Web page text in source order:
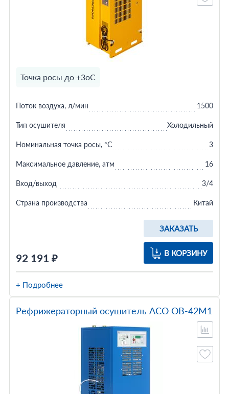
Точка росы до +3оС
92 191 ₽
ЗАКАЗАТЬ
В КОРЗИНУ
Поток воздуха, л/мин 1500
Тип осушителя Холодильный
Номинальная точка росы, °C 3
Максимальное давление, атм 16
Вход/выход 3/4
Страна производства Китай
+ Подробнее
Рефрижераторный осушитель АСО ОВ-42М1